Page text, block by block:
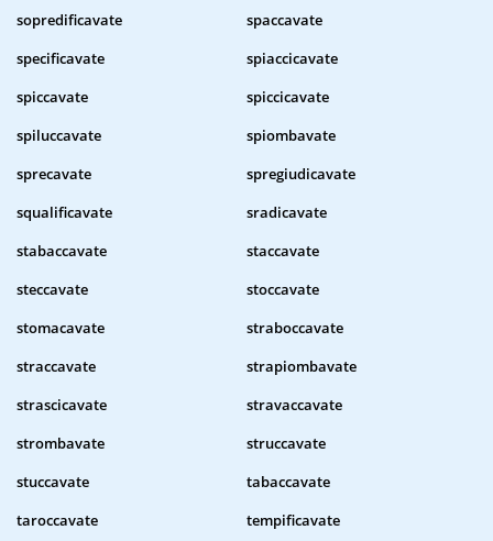
sopredificavate
spaccavate
specificavate
spiaccicavate
spiccavate
spiccicavate
spiluccavate
spiombavate
sprecavate
spregiudicavate
squalificavate
sradicavate
stabaccavate
staccavate
steccavate
stoccavate
stomacavate
straboccavate
straccavate
strapiombavate
strascicavate
stravaccavate
strombavate
struccavate
stuccavate
tabaccavate
taroccavate
tempificavate